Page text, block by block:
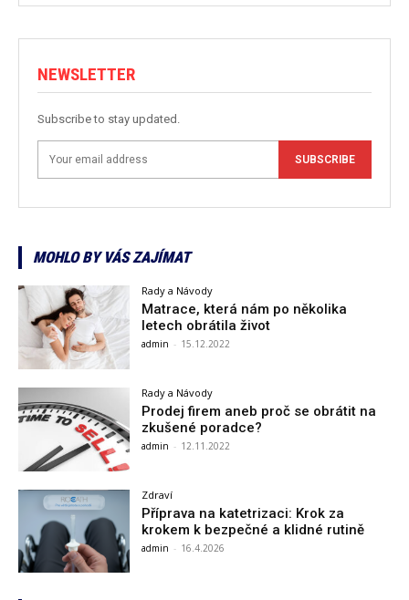
NEWSLETTER
Subscribe to stay updated.
SUBSCRIBE
MOHLO BY VÁS ZAJÍMAT
Rady a Návody
Matrace, která nám po několika
letech obrátila život
admin - 15.12.2022
Rady a Návody
Prodej firem aneb proč se obrátit na
zkušené poradce?
admin - 12.11.2022
Zdraví
Příprava na katetrizaci: Krok za
krokem k bezpečné a klidné rutině
admin - 16.4.2026